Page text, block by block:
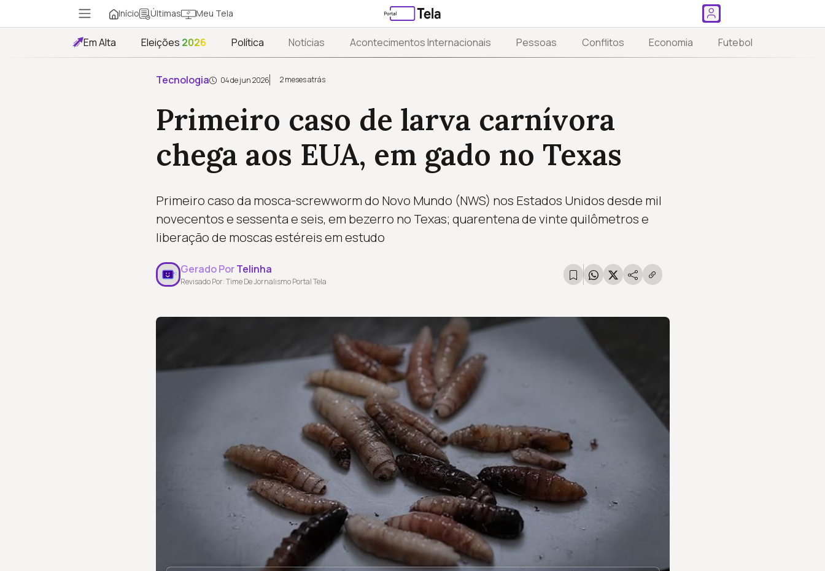
Início Últimas Meu Tela
Em Alta Eleições 2026 Política Notícias Acontecimentos Internacionais Pessoas Conflitos Economia Futebol
Tecnologia 04 de jun 2026 2 meses atrás
Primeiro caso de larva carnívora
chega aos EUA, em gado no Texas
Primeiro caso da mosca-screwworm do Novo Mundo (NWS) nos Estados Unidos desde mil
novecentos e sessenta e seis, em bezerro no Texas; quarentena de vinte quilômetros e
liberação de moscas estéreis em estudo
Gerado PorTelinha
Revisado Por: Time De Jornalismo Portal Tela